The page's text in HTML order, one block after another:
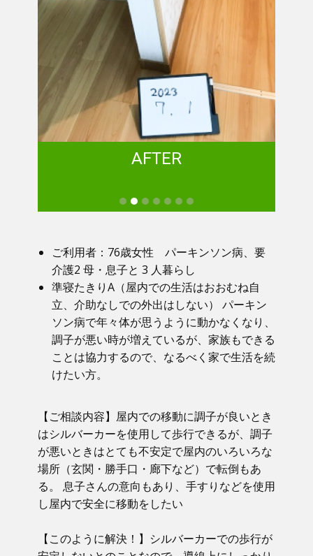
AFTER
ご利用者：​76歳女性 パーキンソン病、要
介護2 母・息子と 3 人暮らし
準寝たきりA（屋内での生活はおおむね自
立、介助なしでの外出はしない） パーキン
ソン病で年々体が思うように動かなくなり、
調子が悪い時が増えているが、家族もできる
ことは協力するので、なるべく家で生活を続
けたい方。
【ご相談内容】​屋内での移動に調子が良いとき
はシルバーカーを使用して歩行できるが、調子
が悪いときはとても不安定で屋内のいろいろな
場所（玄関・勝手口・廊下など）で転倒もあ
る。 息子さんの意向もあり、手すりなどを使用
し屋内で安全に移動をしたい
【このように解決！】​シルバーカーでの歩行が